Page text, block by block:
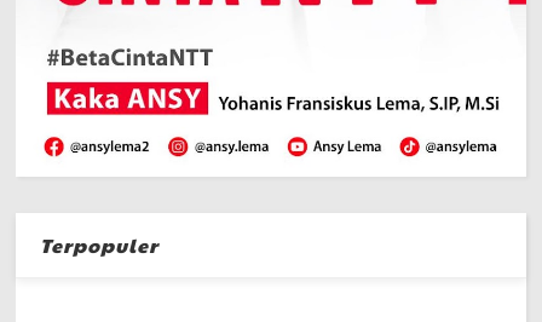
Terpopuler